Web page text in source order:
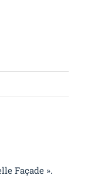
Façade ».